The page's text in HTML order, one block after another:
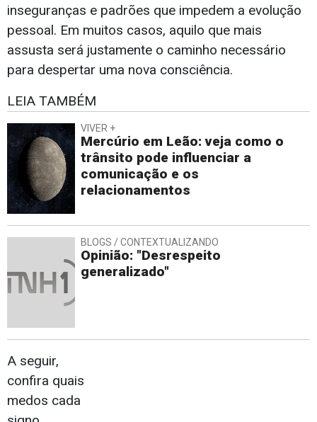
inseguranças e padrões que impedem a evolução
pessoal. Em muitos casos, aquilo que mais
assusta será justamente o caminho necessário
para despertar uma nova consciência.
LEIA TAMBÉM
VIVER +
Mercúrio em Leão: veja como o
trânsito pode influenciar a
comunicação e os
relacionamentos
BLOGS / CONTEXTUALIZANDO
Opinião: "Desrespeito
generalizado"
A seguir,
confira quais
medos cada